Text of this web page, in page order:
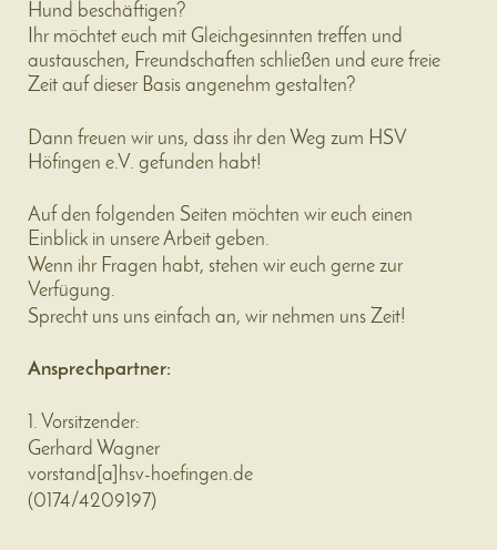
Hund beschäftigen?
Ihr möchtet euch mit Gleichgesinnten treffen und
austauschen, Freundschaften schließen und eure freie
Zeit auf dieser Basis angenehm gestalten?
Dann freuen wir uns, dass ihr den Weg zum HSV
Höfingen e.V. gefunden habt!
Auf den folgenden Seiten möchten wir euch einen
Einblick in unsere Arbeit geben.
Wenn ihr Fragen habt, stehen wir euch gerne zur
Verfügung.
Sprecht uns uns einfach an, wir nehmen uns Zeit!
Ansprechpartner:
1. Vorsitzender:
Gerhard Wagner
vorstand [a] hsv-hoefingen.de
(0174/4209197)